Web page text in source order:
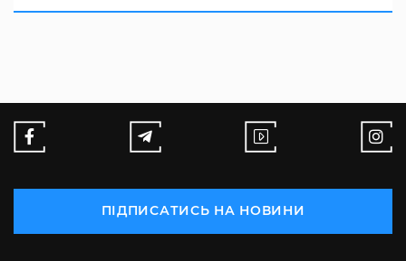
ПІДПИСАТИСЬ НА НОВИНИ